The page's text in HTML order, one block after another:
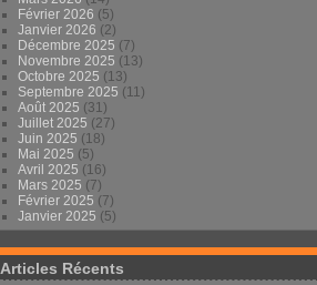
Février 2026 (5)
Janvier 2026 (2)
Décembre 2025 (7)
Novembre 2025 (13)
Octobre 2025 (13)
Septembre 2025 (11)
Août 2025 (31)
Juillet 2025 (27)
Juin 2025 (18)
Mai 2025 (5)
Avril 2025 (16)
Mars 2025 (7)
Février 2025 (7)
Janvier 2025 (5)
Articles Récents